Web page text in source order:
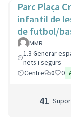
Parc Plaça
infantil de
de futbol/
MMR
1.3 Generar
nets i segurs
Centre
0 0
41